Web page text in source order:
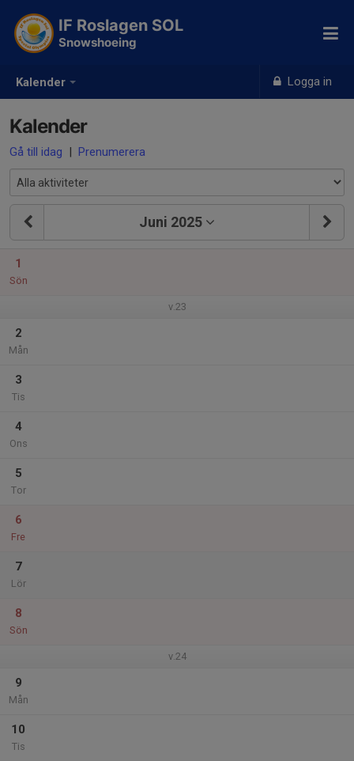
Kalender Logga in
IF Roslagen SOL
Snowshoeing
Kalender
Gå till idag | Prenumerera
Juni 2025
1
Sön
v.23
2
Mån
3
Tis
4
Ons
5
Tor
6
Fre
7
Lör
8
Sön
v.24
9
Mån
10
Tis